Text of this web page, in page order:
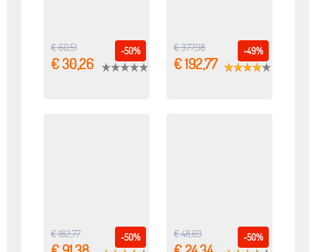
-50%
€ 60,51
€ 30,26
-49%
€ 377,98
€ 192,77
-50%
€ 182,77 -50%
€ 48,69